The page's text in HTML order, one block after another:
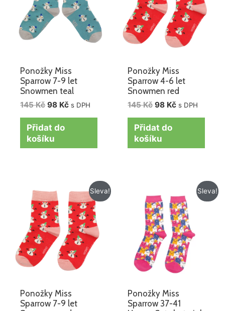
Ponožky Miss
Sparrow 7-9 let
Snowmen teal
145Kč 98 Kč s DPH
Přidat do
košíku
Ponožky Miss
Sparrow 4-6 let
Snowmen red
145Kč 98 Kč s DPH
Přidat do
košíku
Sleva!
Ponožky Miss
Sparrow 7-9 let
Původní
cena
byla:
145 Kč.
Aktuální
cena
je:
98 Kč.
Sleva!
Ponožky Miss
Sparrow 37-41
cena
byla:
195 Kč.
Aktuální
cena
je:
149 Kč.